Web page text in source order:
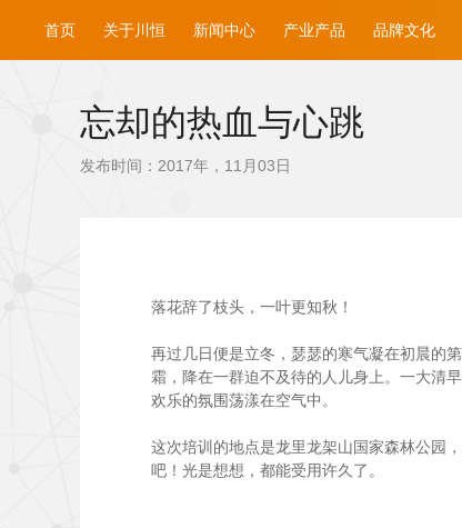
首页 关于川恒 新闻中心 产业产品 品牌文化
忘却的热血与心跳
发布时间：2017年，11月03日
落花辞了枝头，一叶更知秋！
再过几日便是立冬，瑟瑟的寒气凝在初晨的
霜，降在一群迫不及待的人儿身上。一大清
欢乐的氛围荡漾在空气中。
这次培训的地点是龙里龙架山国家森林公园
吧！光是想想，都能受用许久了。